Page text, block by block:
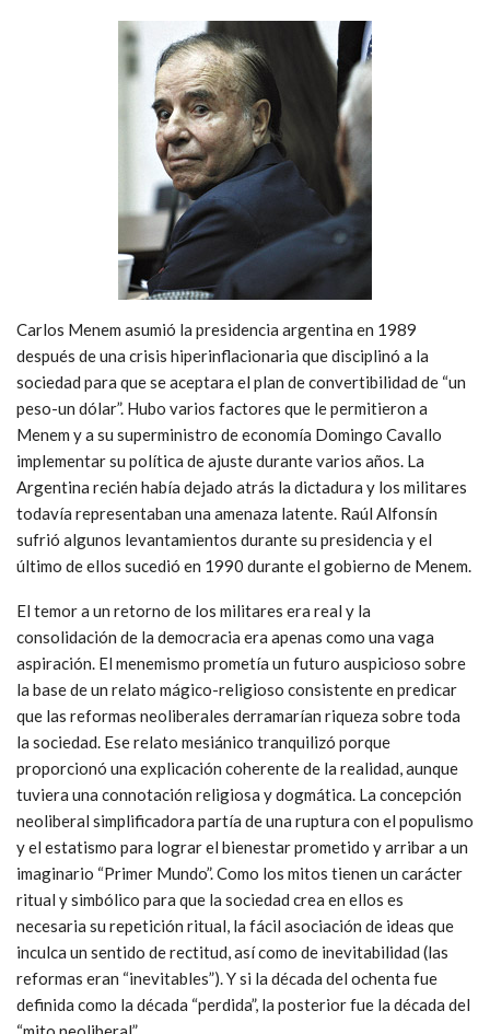
Carlos Menem asumió la presidencia argentina en 1989
después de una crisis hiperinflacionaria que disciplinó a la
sociedad para que se aceptara el plan de convertibilidad de “un
peso-un dólar”. Hubo varios factores que le permitieron a
Menem y a su superministro de economía Domingo Cavallo
implementar su política de ajuste durante varios años. La
Argentina recién había dejado atrás la dictadura y los militares
todavía representaban una amenaza latente. Raúl Alfonsín
sufrió algunos levantamientos durante su presidencia y el
último de ellos sucedió en 1990 durante el gobierno de Menem.
El temor a un retorno de los militares era real y la
consolidación de la democracia era apenas como una vaga
aspiración. El menemismo prometía un futuro auspicioso sobre
la base de un relato mágico-religioso consistente en predicar
que las reformas neoliberales derramarían riqueza sobre toda
la sociedad. Ese relato mesiánico tranquilizó porque
proporcionó una explicación coherente de la realidad, aunque
tuviera una connotación religiosa y dogmática. La concepción
neoliberal simplificadora partía de una ruptura con el populismo
y el estatismo para lograr el bienestar prometido y arribar a un
imaginario “Primer Mundo”. Como los mitos tienen un carácter
ritual y simbólico para que la sociedad crea en ellos es
necesaria su repetición ritual, la fácil asociación de ideas que
inculca un sentido de rectitud, así como de inevitabilidad (las
reformas eran “inevitables”). Y si la década del ochenta fue
definida como la década “perdida”, la posterior fue la década del